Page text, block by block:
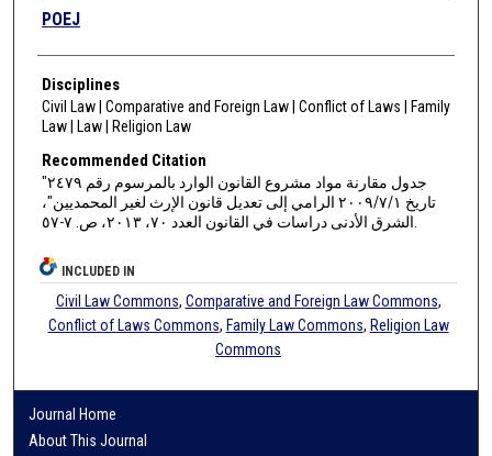
Authors
POEJ
Disciplines
Civil Law | Comparative and Foreign Law | Conflict of Laws | Family
Law | Law | Religion Law
Recommended Citation
"جدول مقارنة مواد مشروع القانون الوارد بالمرسوم رقم ٢٤٧٩
تاريخ ٢٠٠٩/٧/١ الرامي إلى تعديل قانون الإرث لغير المحمديين"،
الشرق الأدنى دراسات في القانون العدد ٧٠، ٢٠١٣، ص. ٧-٥٧.
INCLUDED IN
Civil Law Commons, Comparative and Foreign Law Commons,
Conflict of Laws Commons, Family Law Commons, Religion Law
Commons
Journal Home
About This Journal